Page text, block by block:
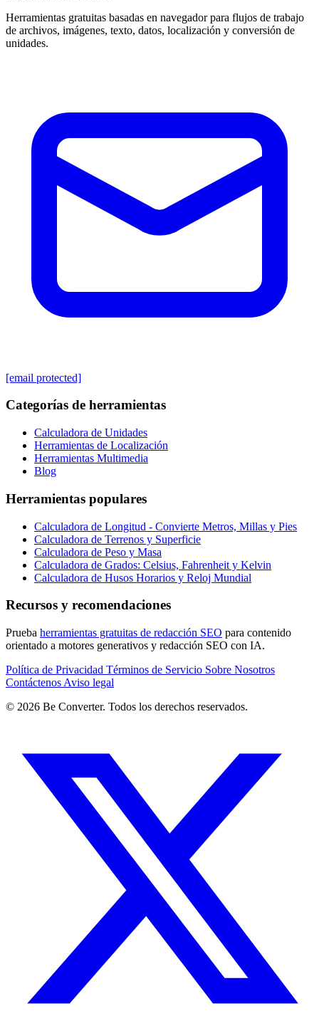
Herramientas gratuitas basadas en navegador para flujos de trabajo
de archivos, imágenes, texto, datos, localización y conversión de
unidades.
[email protected]
Categorías de herramientas
Calculadora de Unidades
Herramientas de Localización
Herramientas Multimedia
Blog
Herramientas populares
Calculadora de Longitud - Convierte Metros, Millas y Pies
Calculadora de Terrenos y Superficie
Calculadora de Peso y Masa
Calculadora de Grados: Celsius, Fahrenheit y Kelvin
Calculadora de Husos Horarios y Reloj Mundial
Recursos y recomendaciones
Prueba herramientas gratuitas de redacción SEO para contenido
orientado a motores generativos y redacción SEO con IA.
Política de Privacidad Términos de Servicio Sobre Nosotros
Contáctenos Aviso legal
© 2026 Be Converter. Todos los derechos reservados.